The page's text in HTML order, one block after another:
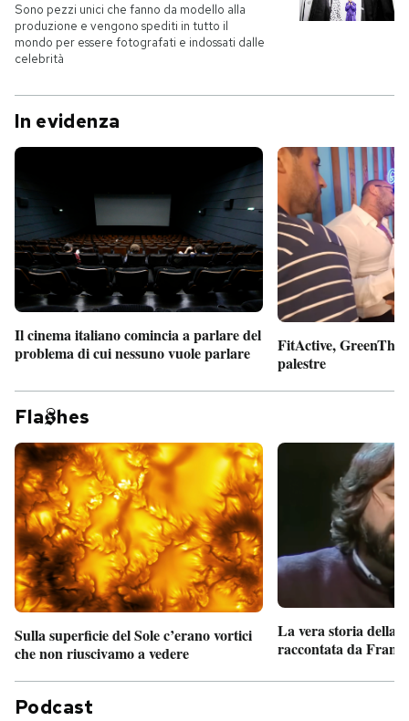
Sono pezzi unici che fanno da modello alla
produzione e vengono spediti in tutto il
mondo per essere fotografati e indossati dalle
celebrità
In evidenza
Il cinema italiano comincia a parlare del
problema di cui nessuno vuole parlare
FitActive,
palestre
Fla hes
Sulla superficie del Sole c’erano vortici
che non riuscivamo a vedere
La vera storia della
raccontata da
Podcast